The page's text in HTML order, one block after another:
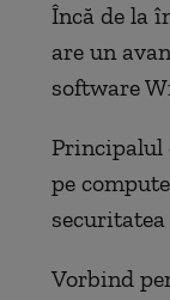
Încă de la
are un
software
Principalul
pe
Vorbind